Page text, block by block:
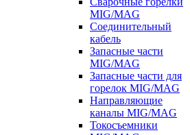
MIG/MAG
Соединительный
кабель
Запасные части
MIG/MAG
Запасные части для
горелок MIG/MAG
Направляющие
каналы MIG/MAG
Токосъемники